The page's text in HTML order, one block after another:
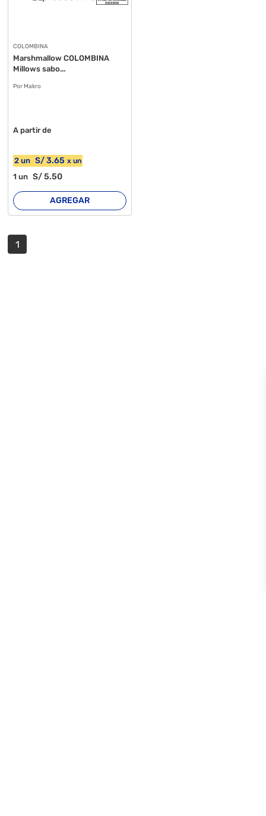
COLOMBINA
Marshmallow COLOMBINA
Millows sabo...
Por Makro
A partir de
2 un S/3.65 xun
1un S/5.50
AGREGAR
1